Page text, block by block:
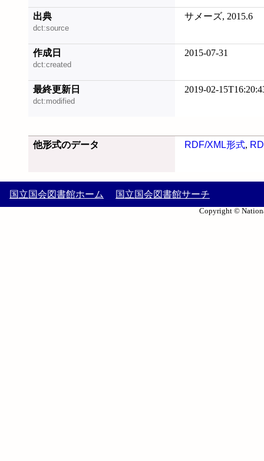
出典
dct:source
サメーズ, 2015.6
作成日
dct:created
2015-07-31
最終更新日
dct:modified
2019-02-
他形式のデータ RDF/XML形式,
国立国会図書館ホーム 国立国会図書館サーチ
Copyright ©